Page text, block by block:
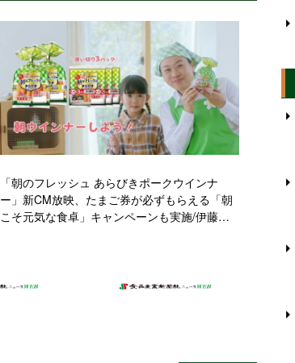
「朝のフレッシュ あらびきポークウインナ
ー」新CM放映、たまご券が必ずもらえる「朝
こそ元気な食卓」キャンペーンも実施/伊藤ハ